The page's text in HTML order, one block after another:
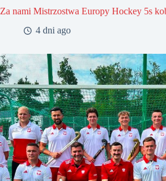
Za nami Mistrzostwa Europy Hockey 5s
4 dni ago